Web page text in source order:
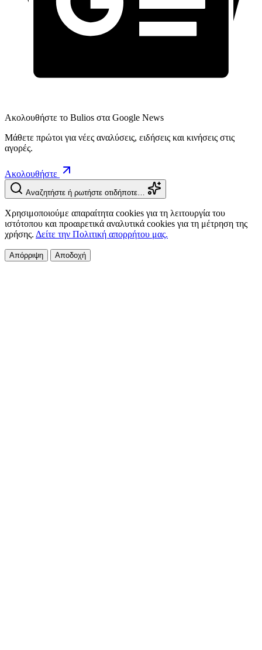
Ακολουθήστε το Bulios στα Google News
Μάθετε πρώτοι για νέες αναλύσεις, ειδήσεις και κινήσεις στις
αγορές.
Ακολουθήστε
Αναζητήστε ή ρωτήστε οτιδήποτε…
Χρησιμοποιούμε απαραίτητα cookies για τη λειτουργία του
ιστότοπου και προαιρετικά αναλυτικά cookies για τη μέτρηση της
χρήσης. Δείτε την Πολιτική απορρήτου μας.
Απόρριψη Αποδοχή